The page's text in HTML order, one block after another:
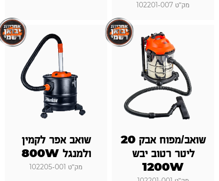
מק"ט 102201-007
שואב/מפוח אבק 20
ליטר רטוב יבש
1200W
שואב אפר לקמין
ולמנגל 800W
מק"ט 102205-001